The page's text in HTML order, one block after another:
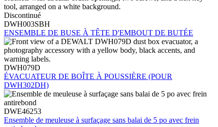
Discontinué
DWH003SBH
ENSEMBLE DE BUSE À TÊTE D'EMBOUT DE BUTÉE
DWH079D
ÉVACUATEUR DE BOÎTE À POUSSIÈRE (POUR
DWH302DH)
DWE46253
Ensemble de meuleuse à surfaçage sans balai de 5 po avec frein